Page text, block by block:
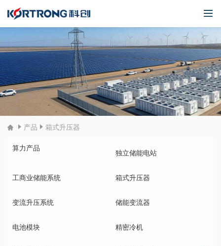
产品 箱式升压器
算力产品 独立储能电站
工商业储能系统 箱式升压器
变流升压系统 储能变流器
电池模块 精密冷机